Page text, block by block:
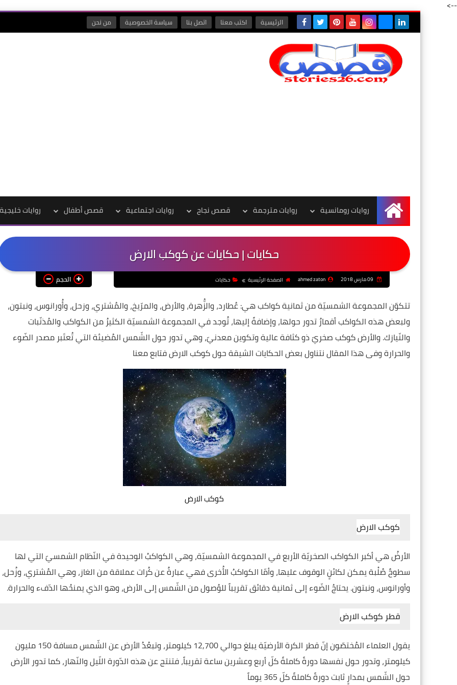
-->
الرئيسية اكتب معنا اتصل بنا سياسة الخصوصية من نحن
الرئيسية
روايات رومانسية روايات مترجمة قصص نجاح روايات اجتماعية قصص أطفال روايات خليجية
حكايات | حكايات عن كوكب الارض
ahmed zaton الصفحة الرئيسية حكايات الحجم
تتكوّن المجموعة الشمسيّة من ثمانية كواكب هي: عُطارد، والزُّهرة، والأرض، والمرّيخ، والمُشتري، وزحل، وأُورانوس، ونبتون،
ولبعض هذه الكواكب أقمارٌ تدور حولها، وإضافةً إليها، تُوجد في المجموعة الشمسيّة الكثيرُ من الكواكب والمُذنّبات
والنّيازك. والأرض كوكب صخريّ ذو كثافة عالية وتكوين معدنيّ، وهي تدور حول الشّمس المُضيئة التي تُعتَبر مصدر الضّوء
والحرارة وفى هذا المقال نتناول بعض الحكايات الشيقة حول كوكب الارض فتابع معنا
كوكب الارض
كوكب الارض
الأرضُ هي أكبر الكواكب الصخريّة الأربع في المجموعة الشمسيّة، وهي الكواكبُ الوحيدة في النّظام الشمسيّ التي لها
سطوحٌ صُلْبة يمكن لكائنٍ الوقوف عليها، وأمّا الكواكبُ الأُخرى فهي عبارةٌ عن كُرات عملاقة من الغاز، وهي المُشتري، وزُحل،
وأورانوس، ونبتون. يحتاجُ الضّوء إلى ثمانية دقائق تقريباً للوُصول من الشّمس إلى الأرض، وهو الذي يمنحُها الدّفء والحرارة.
قطر كوكب الارض
يقول العلماء المُختصّون إنّ قطر الكرة الأرضيّة يبلغ حوالي 12,700 كيلومتر، وتبعُدُ الأرض عن الشّمس مسافة 150 مليون
كيلومتر، وتدور حول نفسها دورةً كاملةً كلّ أربع وعشرين ساعة تقريباً، فتنتج عن هذه الدّورة اللّيل والنّهار، كما تدور الأرض
حول الشّمس بمدارٍ ثابت دورةً كاملةً كلّ 365 يوماً